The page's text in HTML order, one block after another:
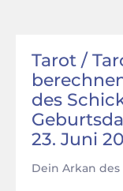
Tarot /
des
23. Juni
Dein Arkan des